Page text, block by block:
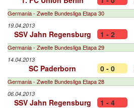
Germania - Zweite Bundesliga Etapa 30
19.04.2013
SSV Jahn Regensburg 1 - 2
Germania - Zweite Bundesliga Etapa 29
14.04.2013
SC Paderborn 0 - 0
Germania - Zweite Bundesliga Etapa 28
06.04.2013
SSV Jahn Regensburg 1 - 4